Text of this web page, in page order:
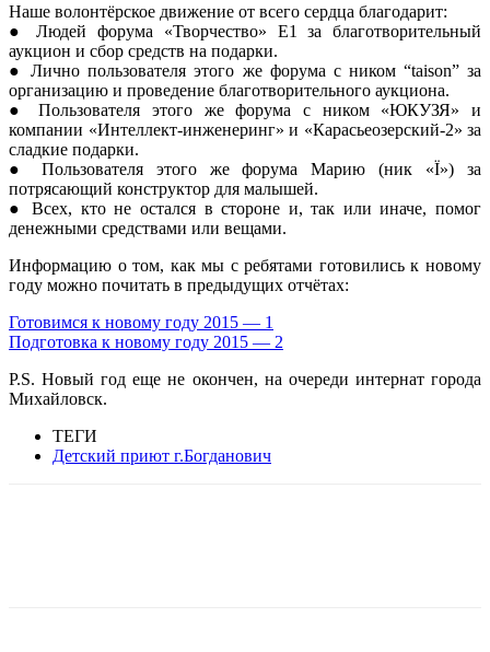
Наше волонтёрское движение от всего сердца благодарит:
● Людей форума «Творчество» E1 за благотворительный
аукцион и сбор средств на подарки.
● Лично пользователя этого же форума с ником “taison” за
организацию и проведение благотворительного аукциона.
● Пользователя этого же форума с ником «ЮКУЗЯ» и
компании «Интеллект-инженеринг» и «Карасьеозерский-2» за
сладкие подарки.
● Пользователя этого же форума Марию (ник «Ї») за
потрясающий конструктор для малышей.
● Всех, кто не остался в стороне и, так или иначе, помог
денежными средствами или вещами.
Информацию о том, как мы с ребятами готовились к новому
году можно почитать в предыдущих отчётах:
Готовимся к новому году 2015 — 1
Подготовка к новому году 2015 — 2
P.S. Новый год еще не окончен, на очереди интернат города
Михайловск.
ТЕГИ
Детский приют г.Богданович